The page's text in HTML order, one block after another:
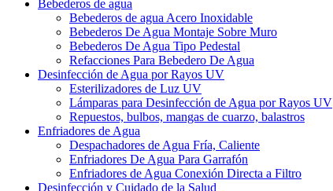
Bebederos de agua
Bebederos de agua Acero Inoxidable
Bebederos De Agua Montaje Sobre Muro
Bebederos De Agua Tipo Pedestal
Refacciones Para Bebedero De Agua
Desinfección de Agua por Rayos UV
Esterilizadores de Luz UV
Lámparas para Desinfección de Agua por Rayos UV
Repuestos, bulbos, mangas de cuarzo, balastros
Enfriadores de Agua
Despachadores de Agua Fría, Caliente
Enfriadores De Agua Para Garrafón
Enfriadores de Agua Conexión Directa a Filtro
Desinfección y Cuidado de la Salud